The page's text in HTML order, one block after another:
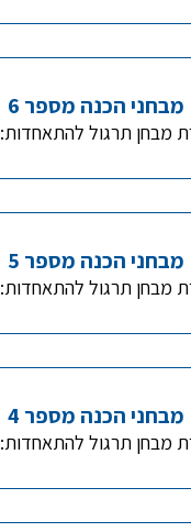
מבחני הכנה מספר 6
תרגול להתאחדות: 31/08/21
מבחני הכנה מספר 5
תרגול להתאחדות: 31/08/21
מבחני הכנה מספר 4
תרגול להתאחדות: 31/08/21